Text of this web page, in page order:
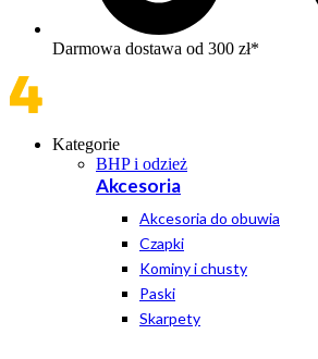
Darmowa dostawa od 300 zł*
Kategorie
BHP i odzież
Akcesoria
Akcesoria do obuwia
Czapki
Kominy i chusty
Paski
Skarpety